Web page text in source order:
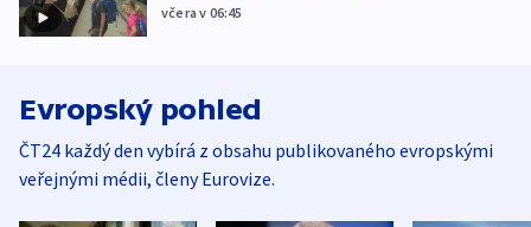
včera v 06:45
Evropský pohled
ČT24 každý den vybírá z obsahu publikovaného evropskými
veřejnými médii, členy Eurovize.